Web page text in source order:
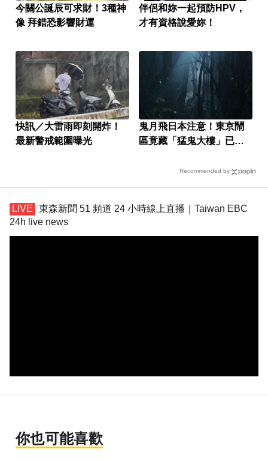
今關公誕辰可求財！3種神
像 拜錯恐影響財運
伴侶和妳一起預防HPV，
才有資格說愛妳！
快訊／大雷雨即刻開炸！
最新警戒範圍曝光
鬼月飛日本注意！東京鬧
區竟藏「猛鬼大樓」已奪
Recommended by
東森新聞 51 頻道 24 小時線上直播｜Taiwan EBC
24h live news
你也可能喜歡